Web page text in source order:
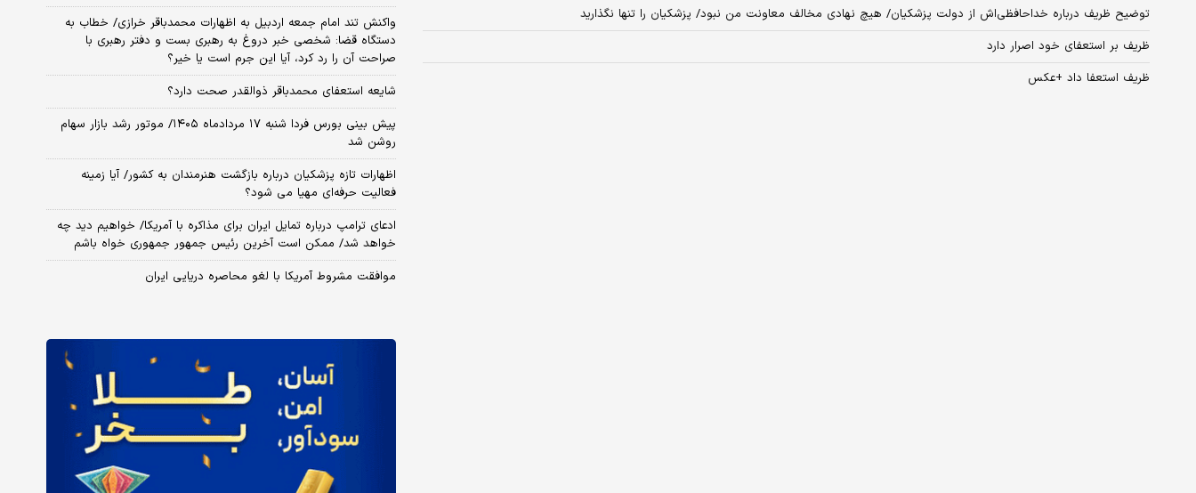
توضیح ظریف درباره خداحافظی‌اش از دولت پزشکیان/ هیچ نهادی مخالف معاونت من نبود/ پزشکیان را تنها نگذارید
ظریف بر استعفای خود اصرار دارد
ظریف استعفا داد +عکس
واکنش تند امام جمعه اردبیل به اظهارات محمدباقر خرازی/ خطاب به
دستگاه قضا: شخصی خبر دروغ به رهبری بست و دفتر رهبری با
صراحت آن را رد کرد، آیا این جرم است یا خیر؟
شایعه استعفای محمدباقر ذوالقدر صحت دارد؟
پیش بینی بورس فردا شنبه ۱۷ مردادماه ۱۴۰۵/ موتور رشد بازار سهام
روشن شد
اظهارات تازه پزشکیان درباره بازگشت هنرمندان به کشور/ آیا زمینه
فعالیت حرفه‌ای مهیا می شود؟
ادعای ترامپ درباره تمایل ایران برای مذاکره با آمریکا/ خواهیم دید چه
خواهد شد/ ممکن است آخرین رئیس‌ جمهور جمهوری خواه باشم
موافقت مشروط آمریکا با لغو محاصره دریایی ایران